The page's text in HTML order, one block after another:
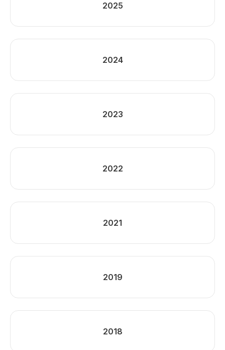
2025
2024
2023
2022
2021
2019
2018